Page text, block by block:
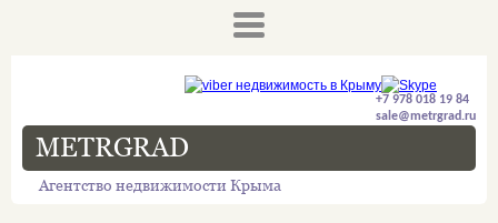
+7 978 018 19 84
sale@metrgrad.ru
METRGRAD
Агентство недвижимости Крыма